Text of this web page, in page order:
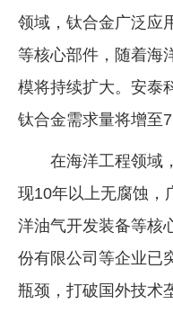
领域，钛合金广泛应
等核心部件，随着海
模将持续扩大。安泰
钛合金需求量将增至
在海洋工程领域
现10年以上无腐蚀，
洋油气开发装备等核
份有限公司等企业已
瓶颈，打破国外技术